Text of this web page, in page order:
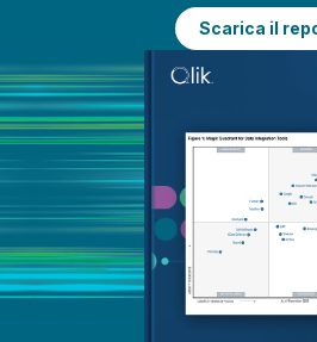
Scarica il